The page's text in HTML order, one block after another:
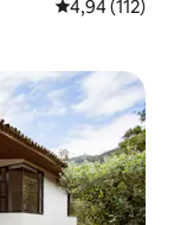
Note
4,94 (112)